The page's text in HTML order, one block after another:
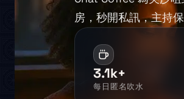
房，秒開私訊，主持
3.1k+
每日匿名吹水